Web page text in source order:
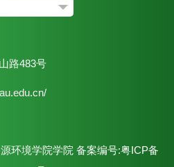
路483号
环境学院学院 备案编号:粤ICP备